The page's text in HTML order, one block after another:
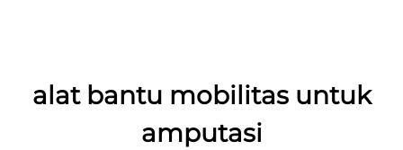
alat bantu mobilitas untuk
amputasi